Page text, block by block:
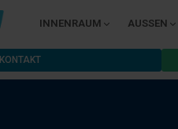
INNENRAUM AUSSEN
KONTAKT